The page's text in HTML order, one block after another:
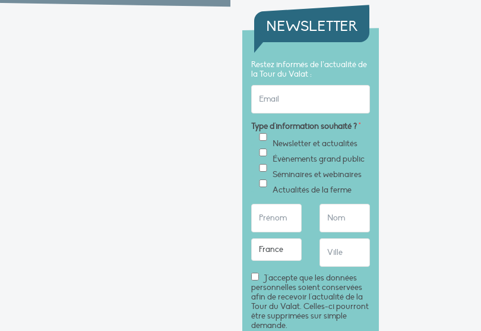
NEWSLETTER
Restez informés de l’actualité de
la Tour du Valat :
Type d'information souhaité ?*
Newsletter et actualités
Évènements grand public
Séminaires et webinaires
Actualités de la ferme
J'accepte que les données
personnelles soient conservées
afin de recevoir l'actualité de la
Tour du Valat. Celles-ci pourront
être supprimées sur simple
demande.